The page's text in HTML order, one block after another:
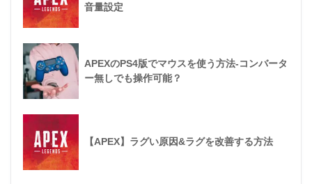
音量設定
APEXのPS4版でマウスを使う方法-コンバータ
ー無しでも操作可能？
【APEX】ラグい原因&ラグを改善する方法